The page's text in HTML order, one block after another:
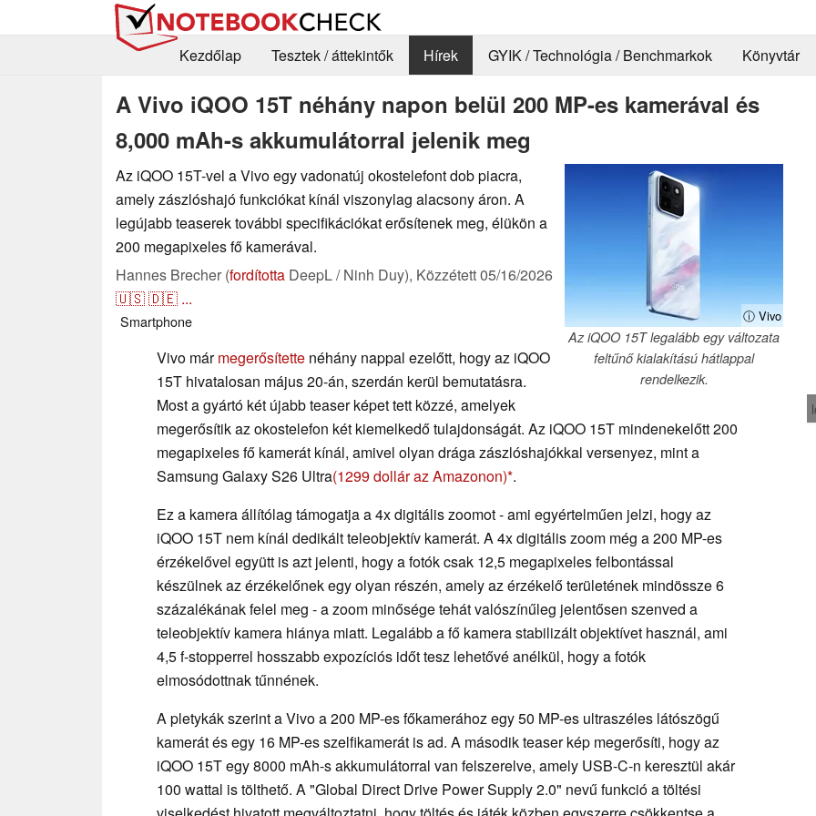
Kezdőlap
Tesztek / áttekintők Hírek GYIK / Technológia / Benchmarkok Könyvtár
A Vivo iQOO 15T néhány napon belül 200 MP-es kamerával és
8,000 mAh-s akkumulátorral jelenik meg
ⓘ Vivo
Az iQOO 15T legalább egy változata
feltűnő kialakítású hátlappal
rendelkezik.
Az iQOO 15T-vel a Vivo egy vadonatúj okostelefont dob piacra,
amely zászlóshajó funkciókat kínál viszonylag alacsony áron. A
legújabb teaserek további specifikációkat erősítenek meg, élükön a
200 megapixeles fő kamerával.
Hannes Brecher (fordította DeepL / Ninh Duy), Közzétett05/16/2026
🇺🇸🇩🇪 ...
Smartphone
Vivo mármegerősítette néhány nappal ezelőtt, hogy az iQOO
15T hivatalosan május 20-án, szerdán kerül bemutatásra.
Most a gyártó két újabb teaser képet tett közzé, amelyek
megerősítik az okostelefon két kiemelkedő tulajdonságát. Az iQOO 15T mindenekelőtt 200
megapixeles fő kamerát kínál, amivel olyan drága zászlóshajókkal versenyez, mint a
Samsung Galaxy S26 Ultra(1299 dollár az Amazonon) .
Ez a kamera állítólag támogatja a 4x digitális zoomot - ami egyértelműen jelzi, hogy az
iQOO 15T nem kínál dedikált teleobjektív kamerát. A 4x digitális zoom még a 200 MP-es
érzékelővel együtt is azt jelenti, hogy a fotók csak 12,5 megapixeles felbontással
készülnek az érzékelőnek egy olyan részén, amely az érzékelő területének mindössze 6
százalékának felel meg - a zoom minősége tehát valószínűleg jelentősen szenved a
teleobjektív kamera hiánya miatt. Legalább a fő kamera stabilizált objektívet használ, ami
4,5 f-stopperrel hosszabb expozíciós időt tesz lehetővé anélkül, hogy a fotók
elmosódottnak tűnnének.
A pletykák szerint a Vivo a 200 MP-es főkamerához egy 50 MP-es ultraszéles látószögű
kamerát és egy 16 MP-es szelfikamerát is ad. A második teaser kép megerősíti, hogy az
iQOO 15T egy 8000 mAh-s akkumulátorral van felszerelve, amely USB-C-n keresztül akár
100 wattal is tölthető. A "Global Direct Drive Power Supply 2.0" nevű funkció a töltési